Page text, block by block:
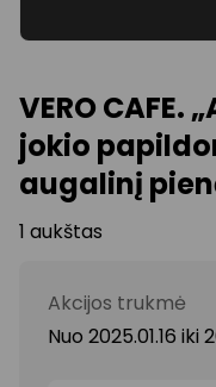
VERO CAFE.
jokio
augalinį
1 aukštas
Akcijos trukmė
Nuo 2025.01.16 iki